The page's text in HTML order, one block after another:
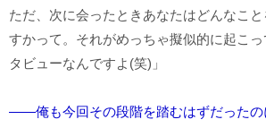
ただ、次に会ったときあなたはどんなこ
すかって。それがめっちゃ擬似的に起こ
タビューなんですよ(笑)」
――俺も今回その段階を踏むはずだったの